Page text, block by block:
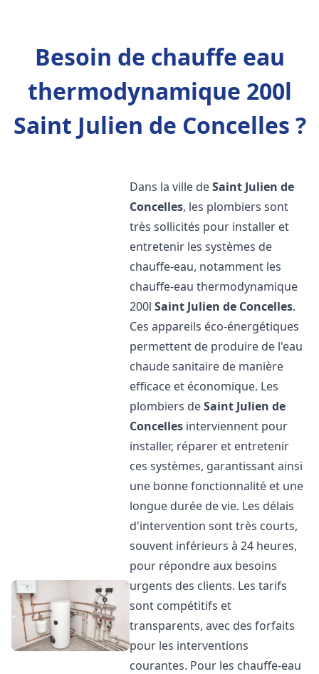
Besoin de chauffe eau
thermodynamique 200l
Saint Julien de Concelles ?
Dans la ville deSaint Julien de
Concelles, les plombiers sont
très sollicités pour installer et
entretenir les systèmes de
chauffe-eau, notamment les
chauffe-eau thermodynamique
200lSaint Julien de Concelles.
Ces appareils éco-énergétiques
permettent de produire de l'eau
chaude sanitaire de manière
efficace et économique. Les
plombiers deSaint Julien de
Concelles interviennent pour
installer, réparer et entretenir
ces systèmes, garantissant ainsi
une bonne fonctionnalité et une
longue durée de vie. Les délais
d'intervention sont très courts,
souvent inférieurs à 24 heures,
pour répondre aux besoins
urgents des clients. Les tarifs
sont compétitifs et
transparents, avec des forfaits
pour les interventions
courantes. Pour les chauffe-eau